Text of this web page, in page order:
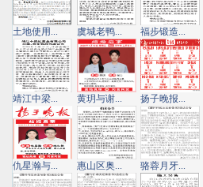
土地使用... 虞城老鸭... 福步锻造...
靖江中梁... 黄玥与谢... 扬子晚报...
仇星瀚与... 惠山区奥... 骆蓉月牙...